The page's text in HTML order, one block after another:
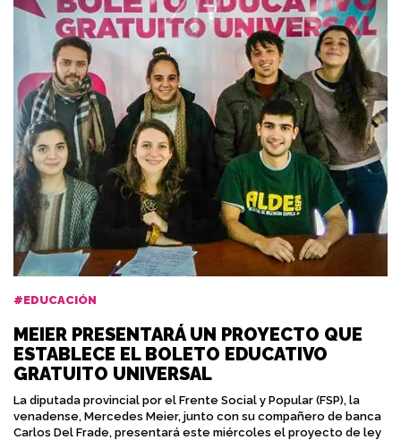
#EDUCACIÓN
MEIER PRESENTARÁ UN PROYECTO QUE
ESTABLECE EL BOLETO EDUCATIVO
GRATUITO UNIVERSAL
La diputada provincial por el Frente Social y Popular (FSP), la
venadense, Mercedes Meier, junto con su compañero de banca
Carlos Del Frade, presentará este miércoles el proyecto de ley